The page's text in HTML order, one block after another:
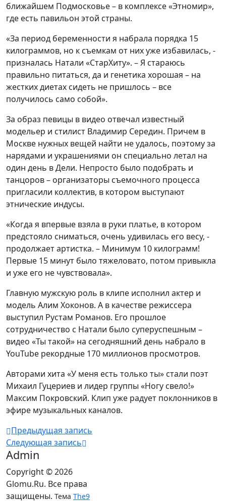
ближайшем Подмосковье – в комплексе «Этномир»,
где есть павильон этой страны.
«За период беременности я набрала порядка 15
килограммов, но к съемкам от них уже избавилась, -
призналась Натали «СтарХиту». – Я стараюсь
правильно питаться, да и генетика хорошая – на
жестких диетах сидеть не пришлось – все
получилось само собой».
За образ певицы в видео отвечал известный
модельер и стилист Владимир Середин. Причем в
Москве нужных вещей найти не удалось, поэтому за
нарядами и украшениями он специально летал на
один день в Дели. Непросто было подобрать и
танцоров – организаторы съемочного процесса
пригласили коллектив, в котором выступают
этнические индусы.
«Когда я впервые взяла в руки платье, в котором
предстояло сниматься, очень удивилась его весу, -
продолжает артистка. – Минимум 10 килограмм!
Первые 15 минут было тяжеловато, потом привыкла
и уже его не чувствовала».
Главную мужскую роль в клипе исполнил актер и
модель Алим Хоконов. А в качестве режиссера
выступил Рустам Романов. Его прошлое
сотрудничество с Натали было суперуспешным –
видео «Ты такой» на сегодняшний день набрало в
YouTube рекордные 170 миллионов просмотров.
Авторами хита «У меня есть только ты» стали поэт
Михаил Гуцериев и лидер группы «Ногу свело!»
Максим Покровский. Клип уже радует поклонников в
эфире музыкальных каналов.
Предыдущая запись
Следующая запись
Admin
Copyright © 2026
Glomu.Ru. Все права
защищены. Тема The9